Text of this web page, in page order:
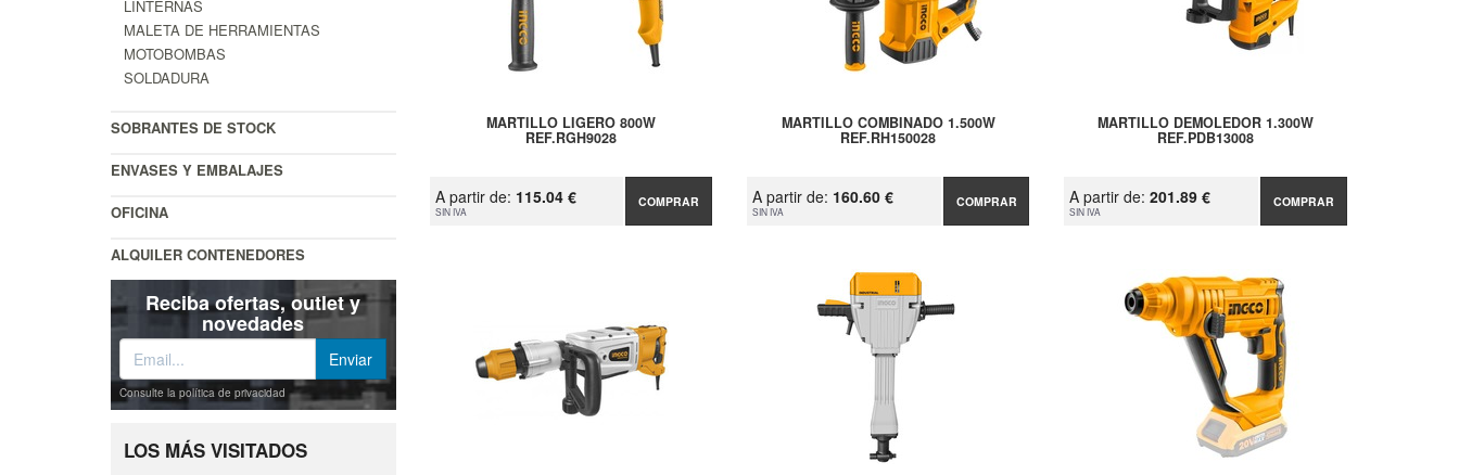
LINTERNAS
MALETA DE HERRAMIENTAS
MOTOBOMBAS
SOLDADURA
SOBRANTES DE STOCK
ENVASES Y EMBALAJES
OFICINA
ALQUILER CONTENEDORES
Reciba ofertas, outlet y
novedades
Consulte la política de privacidad
LOS MÁS VISITADOS
MARTILLO LIGERO 800W
REF.RGH9028
A partir de: 115.04 €
SIN IVA
COMPRAR
MARTILLO COMBINADO 1.500W
REF.RH150028
A partir de: 160.60 €
SIN IVA
COMPRAR
MARTILLO DEMOLEDOR 1.300W
REF.PDB13008
A partir de:201.89 €
SIN IVA
COMPRAR